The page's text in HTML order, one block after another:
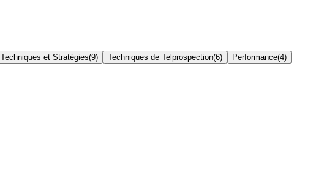
Techniques et Stratégies(9) Techniques de Telprospection(6) Performance(4)